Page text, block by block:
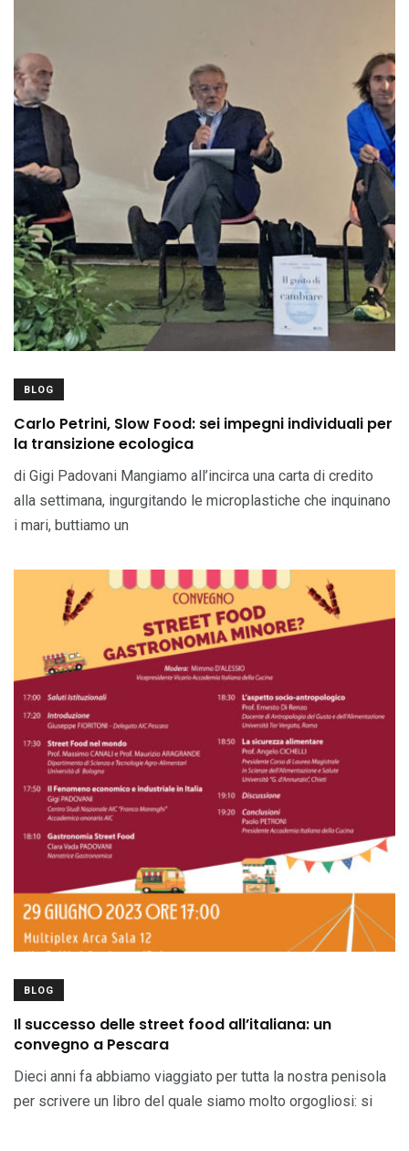
BLOG
Carlo Petrini, Slow Food: sei impegni individuali per
la transizione ecologica
di Gigi Padovani Mangiamo all’incirca una carta di credito
alla settimana, ingurgitando le microplastiche che inquinano
i mari, buttiamo un
BLOG
Il successo delle street food all’italiana: un
convegno a Pescara
Dieci anni fa abbiamo viaggiato per tutta la nostra penisola
per scrivere un libro del quale siamo molto orgogliosi: si